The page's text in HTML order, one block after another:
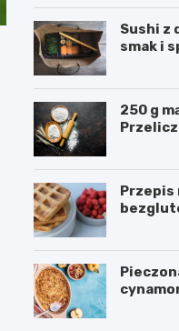
Sushi z
smak i
250 g
Przepis